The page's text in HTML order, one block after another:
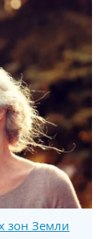
зон Земли